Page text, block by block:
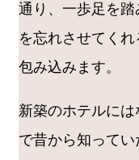
通り、一歩足を
を忘れさせてく
包み込みます。
新築のホテルに
で昔から知って